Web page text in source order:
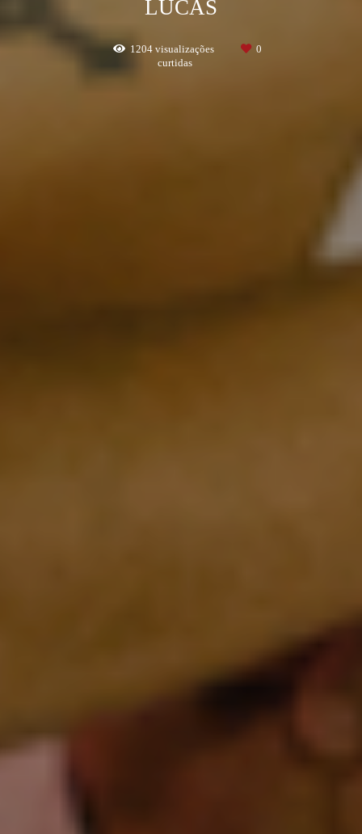
LUCAS
1204visualizações
0
curtidas